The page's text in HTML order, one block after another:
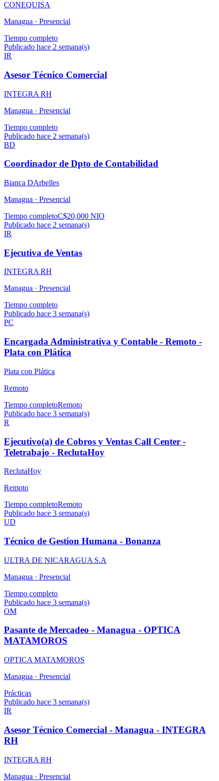
CONEQUISA
Managua · Presencial
Tiempo completo
Publicado hace 2 semana(s)
IR
Asesor Técnico Comercial
INTEGRA RH
Managua · Presencial
Tiempo completo
Publicado hace 2 semana(s)
BD
Coordinador de Dpto de Contabilidad
Bianca DArbelles
Managua · Presencial
Tiempo completoC$20,000 NIO
Publicado hace 2 semana(s)
IR
Ejecutiva de Ventas
INTEGRA RH
Managua · Presencial
Tiempo completo
Publicado hace 3 semana(s)
PC
Encargada Administrativa y Contable - Remoto -
Plata con Plática
Plata con Plática
Remoto
Tiempo completoRemoto
Publicado hace 3 semana(s)
R
Ejecutivo(a) de Cobros y Ventas Call Center -
Teletrabajo - ReclutaHoy
ReclutaHoy
Remoto
Tiempo completoRemoto
Publicado hace 3 semana(s)
UD
Técnico de Gestion Humana - Bonanza
ULTRA DE NICARAGUA S.A
Managua · Presencial
Tiempo completo
Publicado hace 3 semana(s)
OM
Pasante de Mercadeo - Managua - OPTICA
MATAMOROS
OPTICA MATAMOROS
Managua · Presencial
Prácticas
Publicado hace 3 semana(s)
IR
Asesor Técnico Comercial - Managua - INTEGRA
RH
INTEGRA RH
Managua · Presencial